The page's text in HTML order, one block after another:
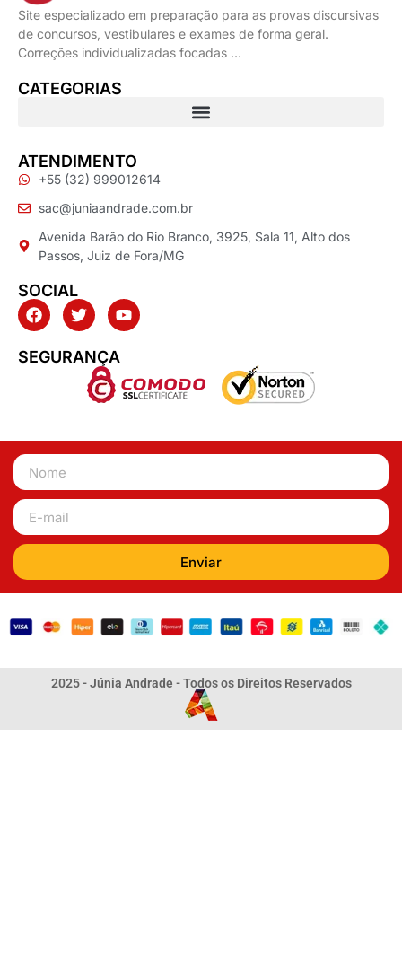
Site especializado em preparação para as provas discursivas
de concursos, vestibulares e exames de forma geral.
Correções individualizadas focadas …
CATEGORIAS
ATENDIMENTO
+55 (32) 999012614
sac@juniaandrade.com.br
Avenida Barão do Rio Branco, 3925, Sala 11, Alto dos
Passos, Juiz de Fora/MG
SOCIAL
SEGURANÇA
Enviar
2025 - Júnia Andrade - Todos os Direitos Reservados